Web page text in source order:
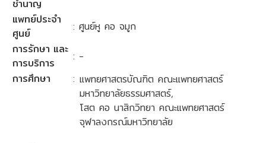
ชำนาญ
แพทย์ประจำ
ศูนย์
: ศูนย์หู คอ จมูก
การรักษา และ
การบริการ
: -
การศึกษา
: แพทยศาสตรบัณฑิต คณะแพทยศาสตร์
มหาวิทยาลัยธรรมศาสตร์,
โสต คอ นาสิกวิทยา คณะแพทยศาสตร์
จุฬาลงกรณ์มหาวิทยาลัย